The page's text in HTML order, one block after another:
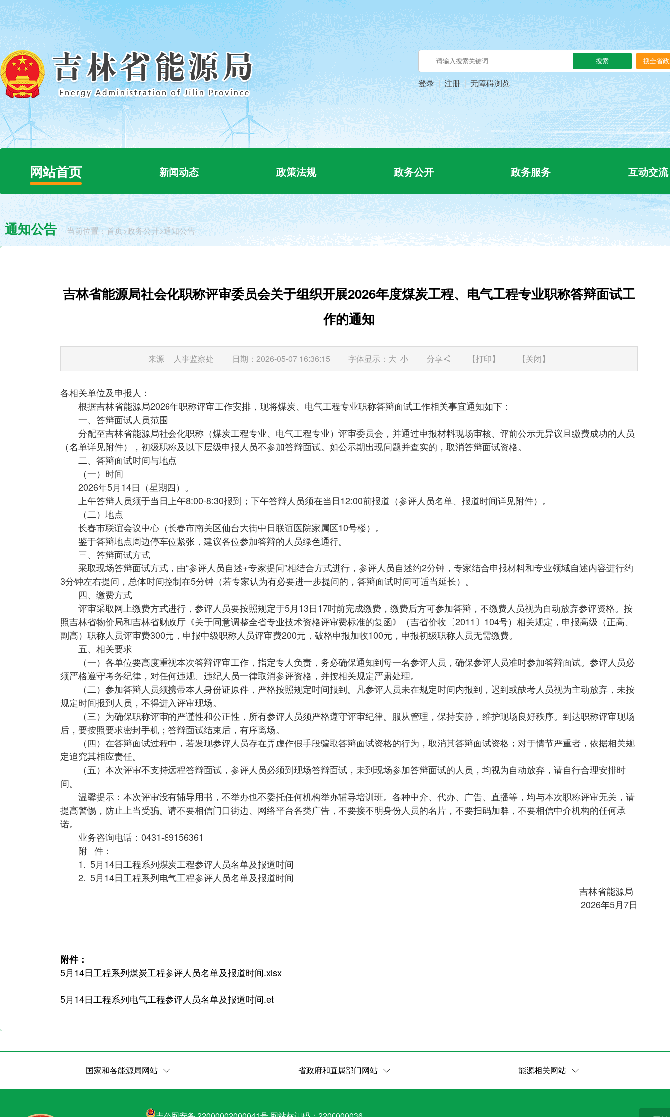
登录 注册 无障碍浏览
网站首页 新闻动态 政策法规 政务公开 政务服务 互动交流
通知公告 当前位置： 首页>政务公开>通知公告
吉林省能源局社会化职称评审委员会关于组织开展2026年度煤炭工程、电气工程专业职称答辩面试工
作的通知
来源： 人事监察处 日期：2026-05-07 16:36:15 字体显示： 大 小 分享 【打印】 【关闭】
各相关单位及申报人：
根据吉林省能源局2026年职称评审工作安排，现将煤炭、电气工程专业职称答辩面试工作相关事宜通知如下：
一、答辩面试人员范围
分配至吉林省能源局社会化职称（煤炭工程专业、电气工程专业）评审委员会，并通过申报材料现场审核、评前公示无异议且缴费成功的人员
（名单详见附件），初级职称及以下层级申报人员不参加答辩面试。如公示期出现问题并查实的，取消答辩面试资格。
二、答辩面试时间与地点
（一）时间
2026年5月14日（星期四）。
上午答辩人员须于当日上午8:00-8:30报到；下午答辩人员须在当日12:00前报道（参评人员名单、报道时间详见附件）。
（二）地点
长春市联谊会议中心（长春市南关区仙台大街中日联谊医院家属区10号楼）。
鉴于答辩地点周边停车位紧张，建议各位参加答辩的人员绿色通行。
三、答辩面试方式
采取现场答辩面试方式，由“参评人员自述+专家提问”相结合方式进行，参评人员自述约2分钟，专家结合申报材料和专业领域自述内容进行约
3分钟左右提问，总体时间控制在5分钟（若专家认为有必要进一步提问的，答辩面试时间可适当延长）。
四、缴费方式
评审采取网上缴费方式进行，参评人员要按照规定于5月13日17时前完成缴费，缴费后方可参加答辩，不缴费人员视为自动放弃参评资格。按
照吉林省物价局和吉林省财政厅《关于同意调整全省专业技术资格评审费标准的复函》（吉省价收〔2011〕104号）相关规定，申报高级（正高、
副高）职称人员评审费300元，申报中级职称人员评审费200元，破格申报加收100元，申报初级职称人员无需缴费。
五、相关要求
（一）各单位要高度重视本次答辩评审工作，指定专人负责，务必确保通知到每一名参评人员，确保参评人员准时参加答辩面试。参评人员必
须严格遵守考务纪律，对任何违规、违纪人员一律取消参评资格，并按相关规定严肃处理。
（二）参加答辩人员须携带本人身份证原件，严格按照规定时间报到。凡参评人员未在规定时间内报到，迟到或缺考人员视为主动放弃，未按
规定时间报到人员，不得进入评审现场。
（三）为确保职称评审的严谨性和公正性，所有参评人员须严格遵守评审纪律。服从管理，保持安静，维护现场良好秩序。到达职称评审现场
后，要按照要求密封手机；答辩面试结束后，有序离场。
（四）在答辩面试过程中，若发现参评人员存在弄虚作假手段骗取答辩面试资格的行为，取消其答辩面试资格；对于情节严重者，依据相关规
定追究其相应责任。
（五）本次评审不支持远程答辩面试，参评人员必须到现场答辩面试，未到现场参加答辩面试的人员，均视为自动放弃，请自行合理安排时
间。
温馨提示：本次评审没有辅导用书，不举办也不委托任何机构举办辅导培训班。各种中介、代办、广告、直播等，均与本次职称评审无关，请
提高警惕，防止上当受骗。请不要相信门口街边、网络平台各类广告，不要接不明身份人员的名片，不要扫码加群，不要相信中介机构的任何承
诺。
业务咨询电话：0431-89156361
附 件：
1. 5月14日工程系列煤炭工程参评人员名单及报道时间
2. 5月14日工程系列电气工程参评人员名单及报道时间
吉林省能源局
2026年5月7日
附件：
5月14日工程系列煤炭工程参评人员名单及报道时间.xlsx
5月14日工程系列电气工程参评人员名单及报道时间.et
国家和各能源局网站 省政府和直属部门网站 能源相关网站